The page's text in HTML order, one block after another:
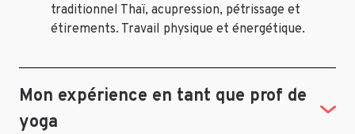
traditionnel Thaï, acupression, pétrissage et
étirements. Travail physique et énergétique.
Mon expérience en tant que prof de
yoga